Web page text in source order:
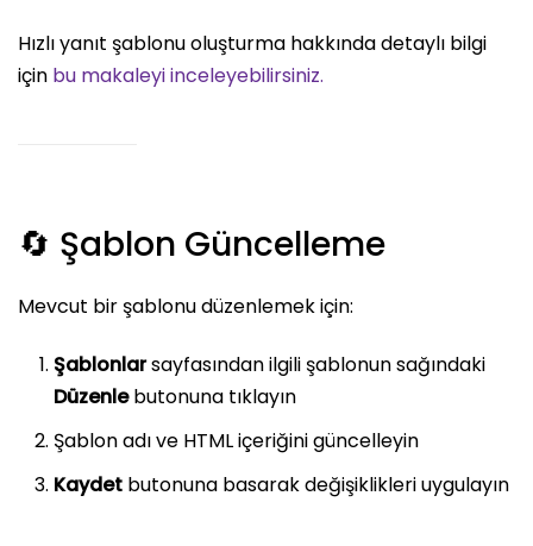
Hızlı yanıt şablonu oluşturma hakkında detaylı bilgi
için bu makaleyi inceleyebilirsiniz.
🔄 Şablon Güncelleme
Mevcut bir şablonu düzenlemek için:
Şablonlarsayfasından ilgili şablonun sağındaki
Düzenlebutonuna tıklayın
Şablon adı ve HTML içeriğini güncelleyin
Kaydet butonuna basarak değişiklikleri uygulayın